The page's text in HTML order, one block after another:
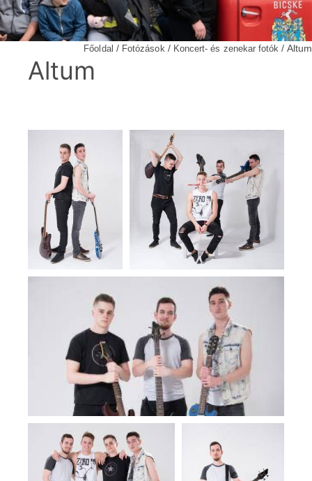
Főoldal / Fotózások / Koncert- és zenekar fotók / Altum
Altum